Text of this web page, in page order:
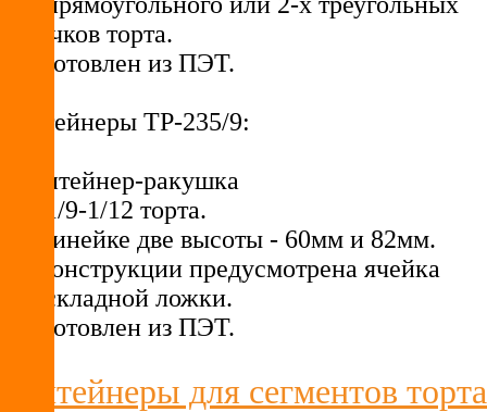
кусочков торта.
• Изготовлен из ПЭТ.
Контейнеры ТР-235/9:
• Контейнер-ракушка
для 1/9-1/12 торта.
• В линейке две высоты - 60мм и 82мм.
• В конструкции предусмотрена ячейка
для складной ложки.
• Изготовлен из ПЭТ.
Контейнеры для сегментов торта